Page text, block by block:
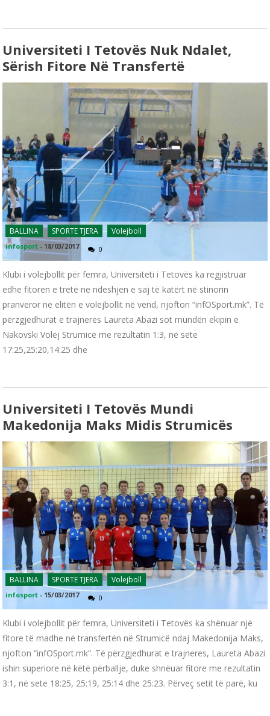
Universiteti I Tetovës Nuk Ndalet,
Sërish Fitore Në Transfertë
BALLINA SPORTE TJERA Volejboll
infosport - 18/03/2017 0
Klubi i volejbollit për femra, Universiteti i Tetovës ka regjistruar
edhe fitoren e tretë në ndeshjen e saj të katërt në stinorin
pranveror në elitën e volejbollit në vend, njofton “infOSport.mk”. Të
përzgjedhurat e trajneres Laureta Abazi sot mundën ekipin e
Nakovski Volej Strumicë me rezultatin 1:3, në sete
17:25,25:20,14:25 dhe
Universiteti I Tetovës Mundi
Makedonija Maks Midis Strumicës
BALLINA SPORTE TJERA Volejboll
infosport - 15/03/2017 0
Klubi i volejbollit për femra, Universiteti i Tetovës ka shënuar një
fitore të madhe në transfertën në Strumicë ndaj Makedonija Maks,
njofton “infOSport.mk”. Të përzgjedhurat e trajneres, Laureta Abazi
ishin superiore në këtë përballje, duke shnëuar fitore me rezultatin
3:1, në sete 18:25, 25:19, 25:14 dhe 25:23. Përveç setit të parë, ku